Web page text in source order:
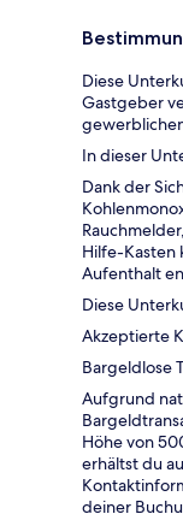
Diese
Gastgeber
In dieser
Dank der
Hilfe-Kasten
Aufenthalt
Diese
Akzeptierte
Bargeldlose
Aufgrund
Höhe von
erhältst du
deiner